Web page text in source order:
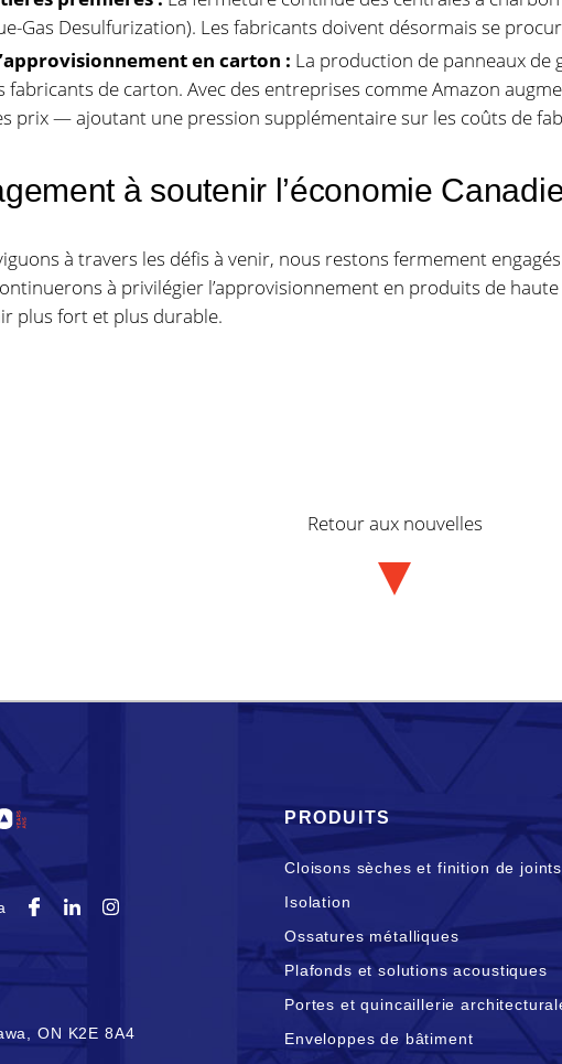
Gas Desulfurization). Les fabricants doivent désormais se
en carton : La production de panneaux
fabricants de carton. Avec des entreprises comme Amazon
prix — ajoutant une pression supplémentaire sur les coûts de
à soutenir l’économie
à travers les défis à venir, nous restons fermement
à privilégier l’approvisionnement en produits de
plus fort et plus durable.
Retour aux nouvelles
ON K2E 8A4
PRODUITS
Cloisons sèches et finition de joints
Isolation
Ossatures métalliques
Plafonds et solutions acoustiques
Portes et quincaillerie
Enveloppes de bâtiment